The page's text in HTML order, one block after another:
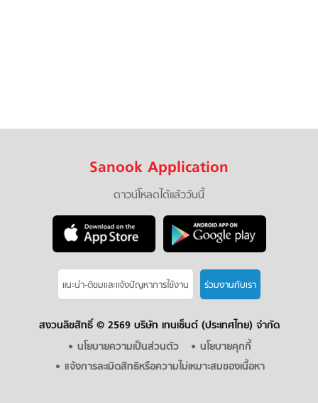
Sanook Application
ดาวน์โหลดได้แล้ววันนี้
แนะนำ-ติชมเเละแจ้งปัญหาการใช้งาน ร่วมงานกับเรา
สงวนลิขสิทธิ์ © 2569 บริษัท เทนเซ็นต์ (ประเทศไทย) จำกัด
นโยบายความเป็นส่วนตัว
นโยบายคุกกี้
แจ้งการละเมิดสิทธิหรือความไม่เหมาะสมของเนื้อหา